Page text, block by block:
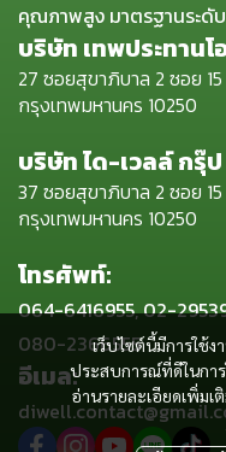
เว็บไซต์นี้มีการใช้
ประสบการณ์ที่ดีในกา
อ่านรายละเอียดเพิ่มเ
คุณภาพสูง มาตรฐานระดั
บริษัท เทพประทาน
27 ซอยสุขาภิบาล 2 ซอย 15
กรุงเทพมหานคร 10250
บริษัท ได-เวลล์ กรุ๊
37 ซอยสุขาภิบาล 2 ซอย 15
กรุงเทพมหานคร 10250
โทรศัพท์:
064-6416955, 02-
080-2366555
อีเมล: